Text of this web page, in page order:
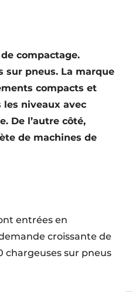
compactage.
sur pneus. La marque
compacts et
les niveaux avec
De l’autre côté,
de machines de
entrées en
croissante de
chargeuses sur pneus